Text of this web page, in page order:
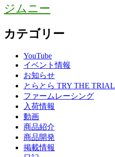
ジムニー
カテゴリー
YouTube
イベント情報
お知らせ
とらとら TRY THE TRIAL
ファームレーシング
入荷情報
動画
商品紹介
商品開発
掲載情報